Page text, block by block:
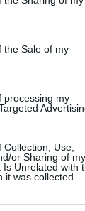
Google and its
specified
the Sale of my
processing my
Use,
or Sharing of my
Is Unrelated with
it was collected.
και
ένα
χώρο. Η
στα AI
με το
ads
που